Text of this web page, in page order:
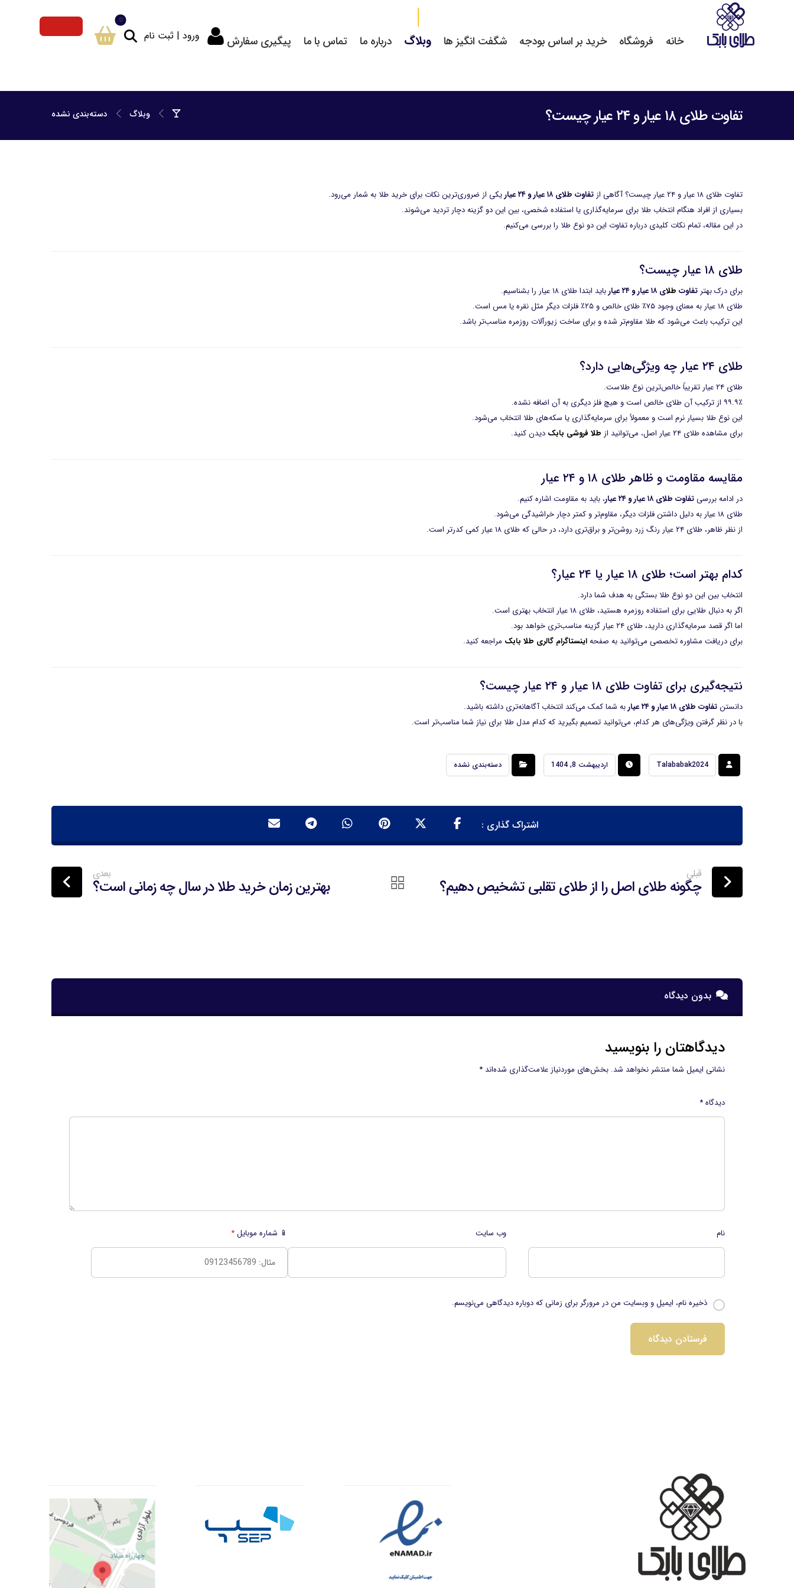
خانه فروشگاه خرید بر اساس بودجه شگفت انگیز ها وبلاگ درباره ما تماس با ما پیگیری سفارش ورود | ثبت نام
تفاوت طلای ۱۸ عیار و ۲۴ عیار چیست؟ وبلاگ دسته‌بندی نشده
تفاوت طلای ۱۸ عیار و ۲۴ عیار چیست؟ آگاهی از تفاوت طلای ۱۸ عیار و ۲۴ عیار
یکی از ضروری‌ترین نکات برای خرید طلا به شمار می‌رود.
بسیاری از افراد هنگام انتخاب طلا برای سرمایه‌گذاری یا استفاده شخصی، بین این دو گزینه دچار تردید می‌شوند.
در این مقاله، تمام نکات کلیدی درباره تفاوت این دو نوع طلا را بررسی می‌کنیم.
طلای ۱۸ عیار چیست؟
برای درک بهتر تفاوت طلای ۱۸ عیار و ۲۴ عیار
باید ابتدا طلای ۱۸ عیار را بشناسیم.
طلای ۱۸ عیار به معنای وجود ۷۵٪ طلای خالص و ۲۵٪ فلزات دیگر مثل نقره یا مس است.
این ترکیب باعث می‌شود که طلا مقاوم‌تر شده و برای ساخت زیورآلات روزمره مناسب‌تر باشد.
طلای ۲۴ عیار چه ویژگی‌هایی دارد؟
طلای ۲۴ عیار تقریباً خالص‌ترین نوع طلاست.
۹۹.۹٪ از ترکیب آن طلای خالص است و هیچ فلز دیگری به آن اضافه نشده.
این نوع طلا بسیار نرم است و معمولاً برای سرمایه‌گذاری یا سکه‌های طلا انتخاب می‌شود.
برای مشاهده طلای ۲۴ عیار اصل، می‌توانید از
طلا فروشی بابک دیدن کنید.
مقایسه مقاومت و ظاهر طلای ۱۸ و ۲۴ عیار
در ادامه بررسیتفاوت طلای ۱۸ عیار و ۲۴ عیار
، باید به مقاومت اشاره کنیم.
طلای ۱۸ عیار به دلیل داشتن فلزات دیگر، مقاوم‌تر و کمتر دچار خراشیدگی می‌شود.
از نظر ظاهر، طلای ۲۴ عیار رنگ زرد روشن‌تر و براق‌تری دارد، در حالی که طلای ۱۸ عیار کمی کدرتر است.
کدام بهتر است؛ طلای ۱۸ عیار یا ۲۴ عیار؟
انتخاب بین این دو نوع طلا بستگی به هدف شما دارد.
اگر به دنبال طلایی برای استفاده روزمره هستید، طلای ۱۸ عیار انتخاب بهتری است.
اما اگر قصد سرمایه‌گذاری دارید، طلای ۲۴ عیار گزینه مناسب‌تری خواهد بود.
برای دریافت مشاوره تخصصی می‌توانید به صفحهاینستاگرام گالری طلا بابک مراجعه کنید.
نتیجه‌گیری برای تفاوت طلای ۱۸ عیار و ۲۴ عیار چیست؟
دانستنتفاوت طلای ۱۸ عیار و ۲۴ عیار
به شما کمک می‌کند انتخاب آگاهانه‌تری داشته باشید.
با در نظر گرفتن ویژگی‌های هر کدام، می‌توانید تصمیم بگیرید که کدام مدل طلا برای نیاز شما مناسب‌تر است.
Talababak2024 اردیبهشت 8, 1404 دسته‌بندی نشده
قبلی
چگونه طلای اصل را از طلای تقلبی تشخیص دهیم؟
بعدی
بهترین زمان خرید طلا در سال چه زمانی است؟
بدون دیدگاه
دیدگاهتان را بنویسید
نشانی ایمیل شما منتشر نخواهد شد. بخش‌های موردنیاز علامت‌گذاری شده‌اند *
دیدگاه*
نام وب‌ سایت 📱 شماره موبایل*
ذخیره نام، ایمیل و وبسایت من در مرورگر برای زمانی که دوباره دیدگاهی می‌نویسم.